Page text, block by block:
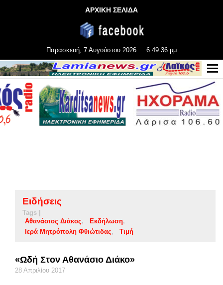
ΑΡΧΙΚΗ ΣΕΛΙΔΑ
Παρασκευή, 7 Αυγούστου 2026 6:49:38 μμ
Ειδήσεις
Tags |
Αθανάσιος Διάκος
Εκδήλωση
Ιερά Μητρόπολη Φθιώτιδας
Τιμή
«Ωδή Στον Αθανάσιο Διάκο»
28 Απριλίου 2017